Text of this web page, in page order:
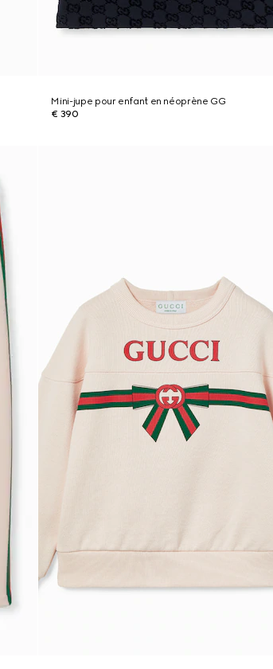
Mini-jupe pour enfant en néoprène GG
€ 390